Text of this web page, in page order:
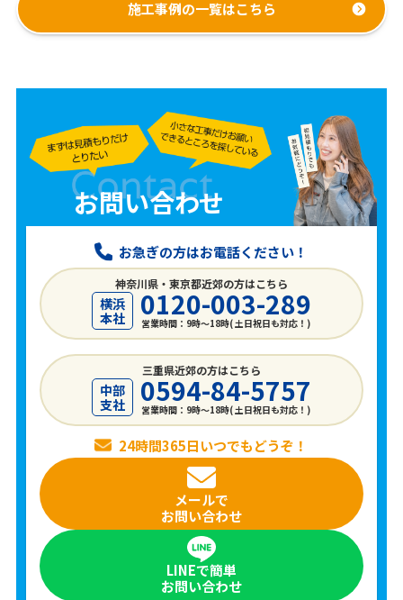
施工事例の一覧はこちら
お問い合わせ
お急ぎの方はお電話ください！
神奈川県・東京都近郊の方はこちら
横浜
本社
0120-003-289
営業時間：9時〜18時( 土日祝日も対応！)
三重県近郊の方はこちら
中部
支社
0594-84-5757
営業時間：9時〜18時( 土日祝日も対応！)
24時間365日いつでもどうぞ！
メールで
お問い合わせ
LINEで簡単
お問い合わせ